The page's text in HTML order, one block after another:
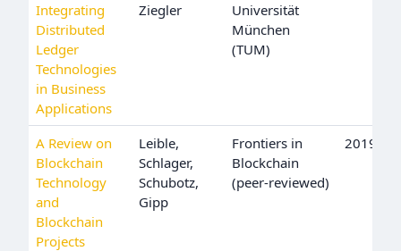
Integrating
Distributed
Ledger
Technologies
in Business
Applications
Ziegler
Universität
München
(TUM)
A Review on
Blockchain
Technology
and
Blockchain
Projects
Leible,
Schlager,
Schubotz,
Gipp
Frontiers in
Blockchain
(peer-reviewed)
2019